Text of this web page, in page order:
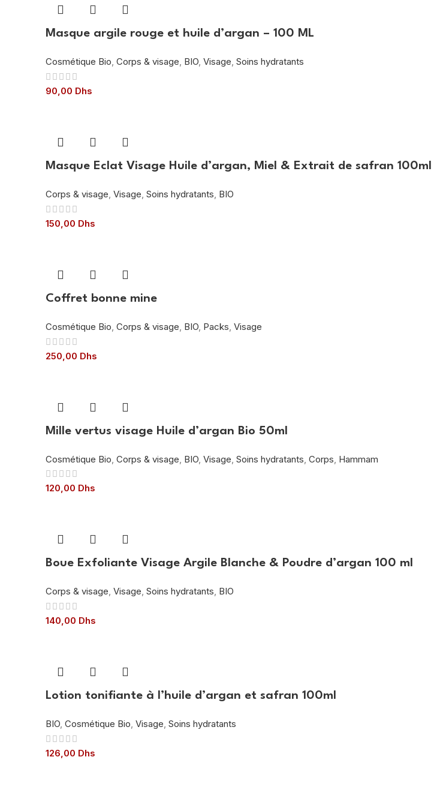
Masque argile rouge et huile d’argan – 100 ML
Cosmétique Bio, Corps & visage, BIO, Visage, Soins hydratants
90,00 Dhs
Masque Eclat Visage Huile d’argan, Miel & Extrait de safran 100ml
Corps & visage Visage Soins hydratants BIO
150,00 Dhs
Coffret bonne mine
Cosmétique Bio Corps & visage BIO Packs Visage
250,00 Dhs
Mille vertus visage Huile d’argan Bio 50ml
Cosmétique Bio Corps & visage BIO Visage Soins hydratants Corps Hammam
120,00 Dhs
Boue Exfoliante Visage Argile Blanche & Poudre d’argan 100 ml
Corps & visage, Visage, Soins hydratants, BIO
140,00 Dhs
Lotion tonifiante à l’huile d’argan et safran 100ml
BIO, Cosmétique Bio, Visage, Soins hydratants
126,00 Dhs